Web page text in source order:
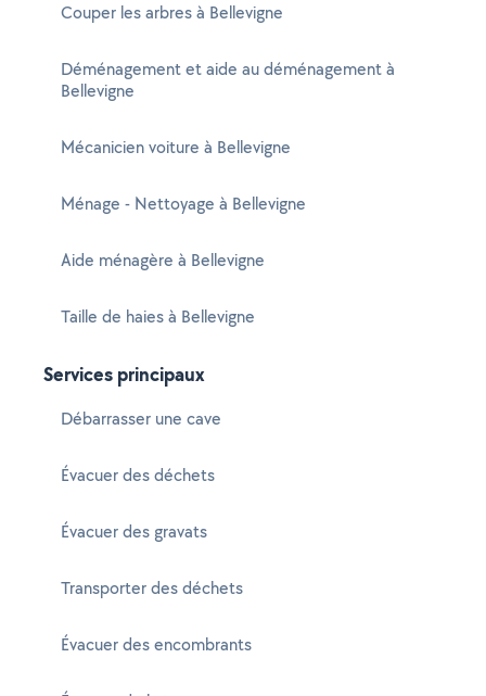
Couper les arbres à Bellevigne
Déménagement et aide au déménagement à
Bellevigne
Mécanicien voiture à Bellevigne
Ménage - Nettoyage à Bellevigne
Aide ménagère à Bellevigne
Taille de haies à Bellevigne
Services principaux
Débarrasser une cave
Évacuer des déchets
Évacuer des gravats
Transporter des déchets
Évacuer des encombrants